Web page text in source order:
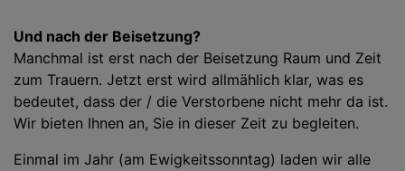
Und nach der Beisetzung?
Manchmal ist erst nach der Beisetzung Raum und Zeit
zum Trauern. Jetzt erst wird allmählich klar, was es
bedeutet, dass der / die Verstorbene nicht mehr da ist.
Wir bieten Ihnen an, Sie in dieser Zeit zu begleiten.
Einmal im Jahr (am Ewigkeitssonntag) laden wir alle